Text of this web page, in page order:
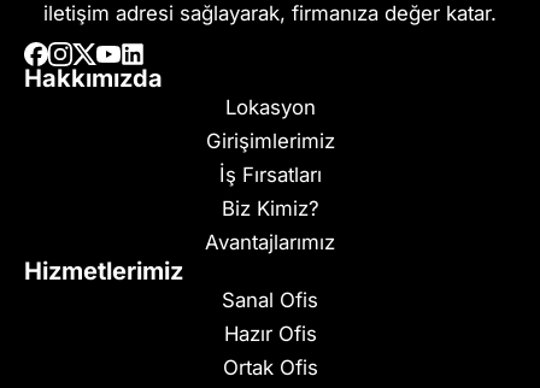
iletişim adresi sağlayarak, firmanıza değer katar.
Hakkımızda
Lokasyon
Girişimlerimiz
İş Fırsatları
Biz Kimiz?
Avantajlarımız
Hizmetlerimiz
Sanal Ofis
Hazır Ofis
Ortak Ofis